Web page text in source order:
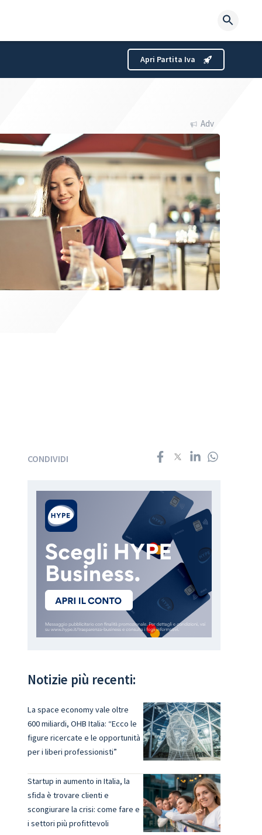
Apri Partita Iva
Adv
CONDIVIDI
Notizie più recenti:
La space economy vale oltre
600 miliardi, OHB Italia: “Ecco le
figure ricercate e le opportunità
per i liberi professionisti”
Startup in aumento in Italia, la
sfida è trovare clienti e
scongiurare la crisi: come fare e
i settori più profittevoli